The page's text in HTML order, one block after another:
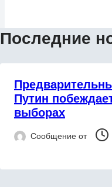
Последние
Путин
выборах
Сообщение от